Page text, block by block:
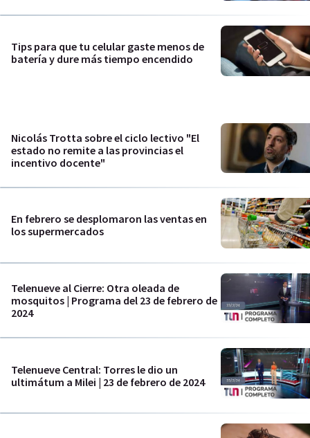
Tips para que tu celular gaste menos de
batería y dure más tiempo encendido
Nicolás Trotta sobre el ciclo lectivo "El
estado no remite a las provincias el
incentivo docente"
En febrero se desplomaron las ventas en
los supermercados
Telenueve al Cierre: Otra oleada de
mosquitos | Programa del 23 de febrero de
2024
Telenueve Central: Torres le dio un
ultimátum a Milei | 23 de febrero de 2024